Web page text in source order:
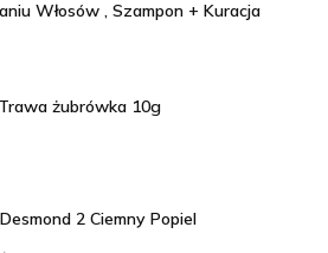
Włosów , Szampon + Kuracja
żubrówka 10g
2 Ciemny Popiel